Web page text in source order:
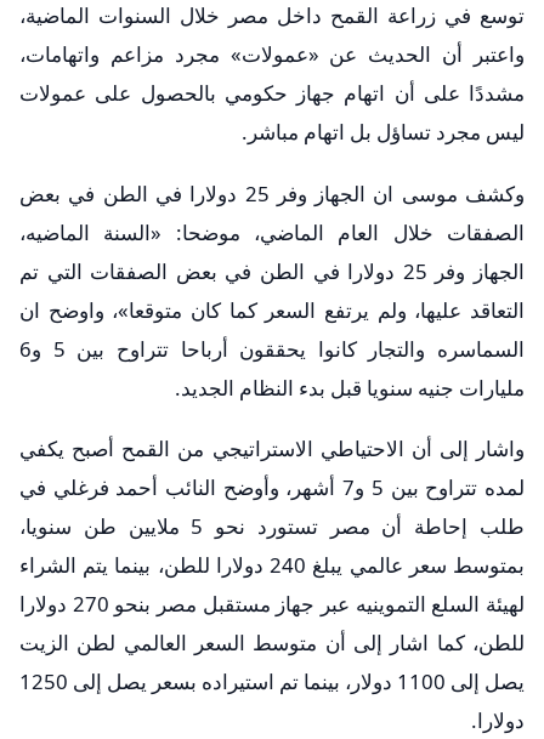
توسع في زراعة القمح داخل مصر خلال السنوات الماضية،
واعتبر أن الحديث عن «عمولات» مجرد مزاعم واتهامات،
مشددًا على أن اتهام جهاز حكومي بالحصول على عمولات
ليس مجرد تساؤل بل اتهام مباشر.
وكشف موسى ان الجهاز وفر 25 دولارا في الطن في بعض
الصفقات خلال العام الماضي، موضحا: «السنة الماضيه،
الجهاز وفر 25 دولارا في الطن في بعض الصفقات التي تم
التعاقد عليها، ولم يرتفع السعر كما كان متوقعا»، واوضح ان
السماسره والتجار كانوا يحققون أرباحا تتراوح بين 5 و6
مليارات جنيه سنويا قبل بدء النظام الجديد.
واشار إلى أن الاحتياطي الاستراتيجي من القمح أصبح يكفي
لمده تتراوح بين 5 و7 أشهر، وأوضح النائب أحمد فرغلي في
طلب إحاطة أن مصر تستورد نحو 5 ملايين طن سنويا،
بمتوسط سعر عالمي يبلغ 240 دولارا للطن، بينما يتم الشراء
لهيئة السلع التموينيه عبر جهاز مستقبل مصر بنحو 270 دولارا
للطن، كما اشار إلى أن متوسط السعر العالمي لطن الزيت
يصل إلى 1100 دولار، بينما تم استيراده بسعر يصل إلى 1250
دولارا.